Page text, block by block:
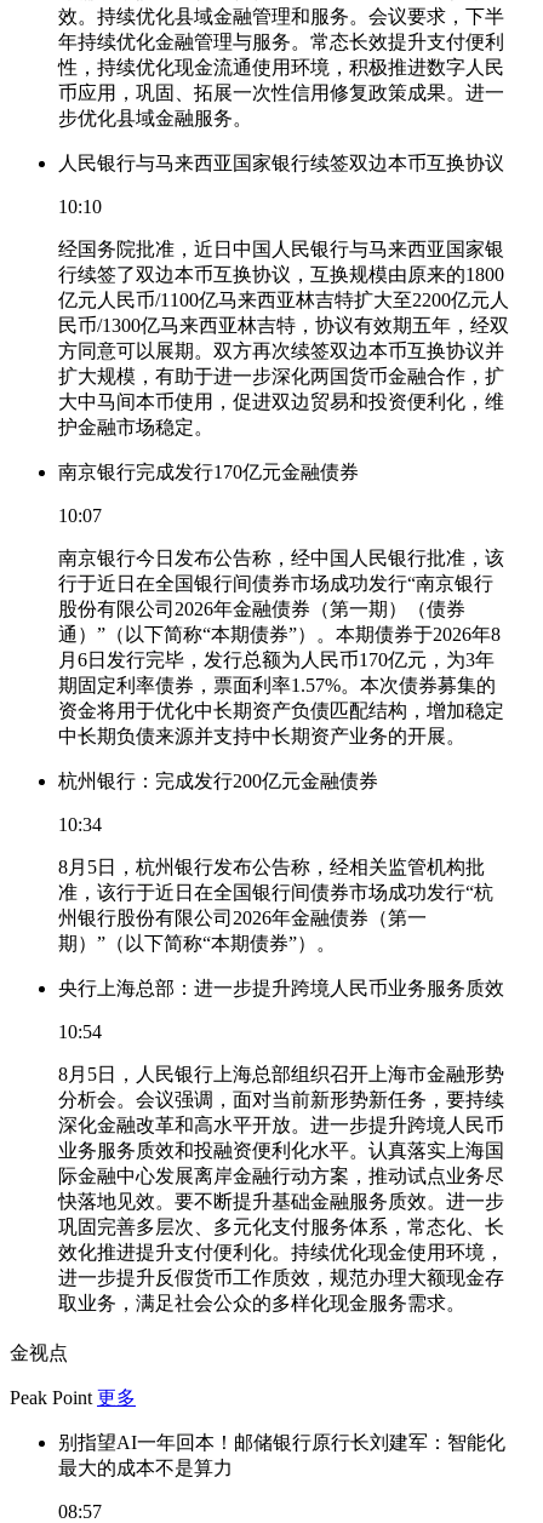
效。持续优化县域金融管理和服务。会议要求，下半
年持续优化金融管理与服务。常态长效提升支付便利
性，持续优化现金流通使用环境，积极推进数字人民
币应用，巩固、拓展一次性信用修复政策成果。进一
步优化县域金融服务。
人民银行与马来西亚国家银行续签双边本币互换协议
10:10
经国务院批准，近日中国人民银行与马来西亚国家银
行续签了双边本币互换协议，互换规模由原来的1800
亿元人民币/1100亿马来西亚林吉特扩大至2200亿元人
民币/1300亿马来西亚林吉特，协议有效期五年，经双
方同意可以展期。双方再次续签双边本币互换协议并
扩大规模，有助于进一步深化两国货币金融合作，扩
大中马间本币使用，促进双边贸易和投资便利化，维
护金融市场稳定。
南京银行完成发行170亿元金融债券
10:07
南京银行今日发布公告称，经中国人民银行批准，该
行于近日在全国银行间债券市场成功发行“南京银行
股份有限公司2026年金融债券（第一期）（债券
通）”（以下简称“本期债券”）。本期债券于2026年8
月6日发行完毕，发行总额为人民币170亿元，为3年
期固定利率债券，票面利率1.57%。本次债券募集的
资金将用于优化中长期资产负债匹配结构，增加稳定
中长期负债来源并支持中长期资产业务的开展。
杭州银行：完成发行200亿元金融债券
10:34
8月5日，杭州银行发布公告称，经相关监管机构批
准，该行于近日在全国银行间债券市场成功发行“杭
州银行股份有限公司2026年金融债券（第一
期）”（以下简称“本期债券”）。
央行上海总部：进一步提升跨境人民币业务服务质效
10:54
8月5日，人民银行上海总部组织召开上海市金融形势
分析会。会议强调，面对当前新形势新任务，要持续
深化金融改革和高水平开放。进一步提升跨境人民币
业务服务质效和投融资便利化水平。认真落实上海国
际金融中心发展离岸金融行动方案，推动试点业务尽
快落地见效。要不断提升基础金融服务质效。进一步
巩固完善多层次、多元化支付服务体系，常态化、长
效化推进提升支付便利化。持续优化现金使用环境，
进一步提升反假货币工作质效，规范办理大额现金存
取业务，满足社会公众的多样化现金服务需求。
金视点
Peak Point 更多
别指望AI一年回本！邮储银行原行长刘建军：智能化
最大的成本不是算力
08:57